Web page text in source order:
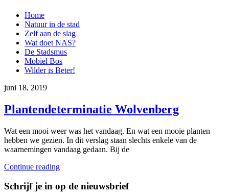
Home
Natuur in de stad
Zelf aan de slag
Wat doet NAS?
De Stadsmus
Mobiel Bos
Wilder is Beter!
juni 18, 2019
Plantendeterminatie Wolvenberg
Wat een mooi weer was het vandaag. En wat een mooie planten
hebben we gezien. In dit verslag staan slechts enkele van de
waarnemingen vandaag gedaan. Bij de
Continue reading
Schrijf je in op de nieuwsbrief